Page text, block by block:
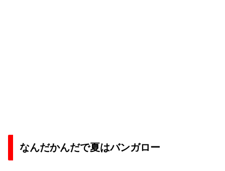
なんだかんだで夏はバンガロー